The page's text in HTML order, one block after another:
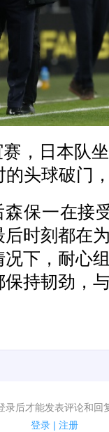
赛，日本队
头球破门
保一在接
时刻都在
下，耐心
持韧劲，
录后才能发表评论和回
登录 | 注册
了！